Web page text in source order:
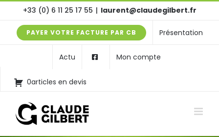
contenu
+33 (0) 6 11 25 17 55 | laurent@claudegilbert.fr
PAYER VOTRE FACTURE PAR CB Présentation
Actu
0articles en devis
Mon compte